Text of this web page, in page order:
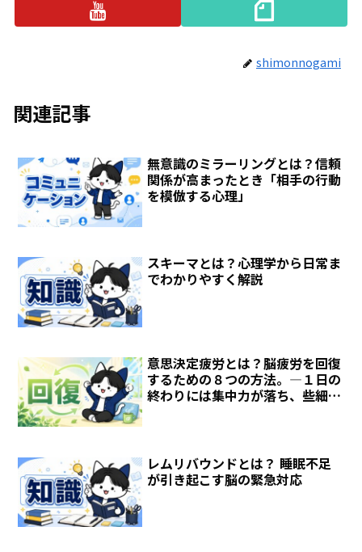
shimonnogami
関連記事
無意識のミラーリングとは？信頼
関係が高まったとき「相手の行動
を模倣する心理」
スキーマとは？心理学から日常ま
でわかりやすく解説
意思決定疲労とは？脳疲労を回復
するための８つの方法。―１日の
終わりには集中力が落ち、些細な
レムリバウンドとは？ 睡眠不足
が引き起こす脳の緊急対応